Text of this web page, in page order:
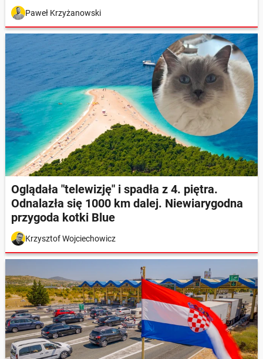
Paweł Krzyżanowski
Oglądała "telewizję" i spadła z 4. piętra.
Odnalazła się 1000 km dalej. Niewiarygodna
przygoda kotki Blue
Krzysztof Wojciechowicz